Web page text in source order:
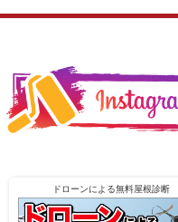
ドローンによる無料屋根診断